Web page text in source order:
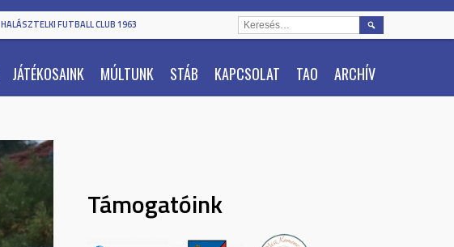
HALÁSZTELKI FUTBALL CLUB 1963
JÁTÉKOSAINK MÚLTUNK STÁB KAPCSOLAT TAO ARCHÍV
KERESÉS:
Támogatóink